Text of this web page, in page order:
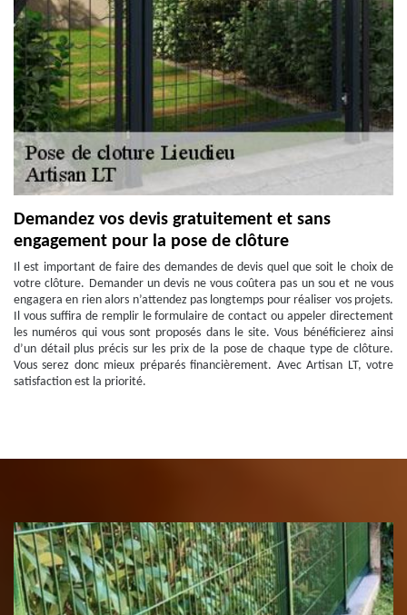
Demandez vos devis gratuitement et sans
engagement pour la pose de clôture
Il est important de faire des demandes de devis quel que soit le choix de
votre clôture. Demander un devis ne vous coûtera pas un sou et ne vous
engagera en rien alors n’attendez pas longtemps pour réaliser vos projets.
Il vous suffira de remplir le formulaire de contact ou appeler directement
les numéros qui vous sont proposés dans le site. Vous bénéficierez ainsi
d’un détail plus précis sur les prix de la pose de chaque type de clôture.
Vous serez donc mieux préparés financièrement. Avec Artisan LT, votre
satisfaction est la priorité.